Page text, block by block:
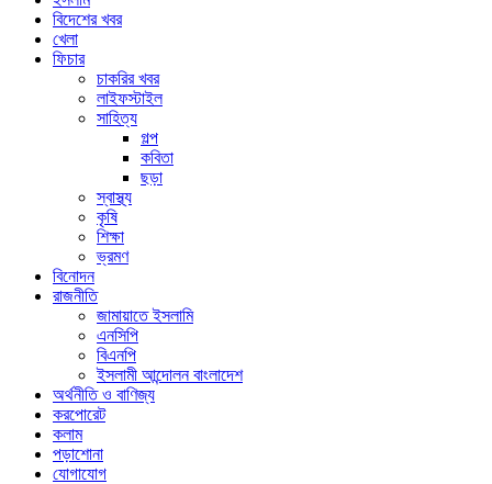
বিদেশের খবর
খেলা
ফিচার
চাকরির খবর
লাইফস্টাইল
সাহিত্য
গল্প
কবিতা
ছড়া
স্বাস্থ্য
কৃষি
শিক্ষা
ভ্রমণ
বিনোদন
রাজনীতি
জামায়াতে ইসলামি
এনসিপি
বিএনপি
ইসলামী আন্দোলন বাংলাদেশ
অর্থনীতি ও বাণিজ্য
করপোরেট
কলাম
পড়াশোনা
যোগাযোগ